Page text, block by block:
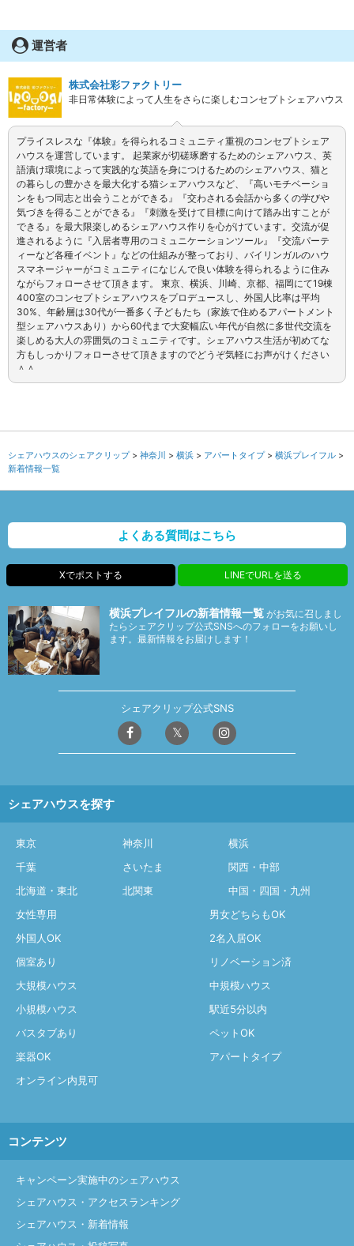
運営者
株式会社彩ファクトリー
非日常体験によって人生をさらに楽しむコンセプトシェアハウス
プライスレスな『体験』を得られるコミュニティ重視のコンセプトシェア
ハウスを運営しています。 起業家が切磋琢磨するためのシェアハウス、英
語漬け環境によって実践的な英語を身につけるためのシェアハウス、猫と
の暮らしの豊かさを最大化する猫シェアハウスなど、『高いモチベーショ
ンをもつ同志と出会うことができる』『交わされる会話から多くの学びや
気づきを得ることができる』『刺激を受けて目標に向けて踏み出すことが
できる』を最大限楽しめるシェアハウス作りを心がけています。交流が促
進されるように『入居者専用のコミュニケーションツール』『交流パーテ
ィーなど各種イベント』などの仕組みが整っており、バイリンガルのハウ
スマネージャーがコミュニティになじんで良い体験を得られるように住み
ながらフォローさせて頂きます。 東京、横浜、川崎、京都、福岡にて19棟
400室のコンセプトシェアハウスをプロデュースし、外国人比率は平均
30%、年齢層は30代が一番多く子どもたち（家族で住めるアパートメント
型シェアハウスあり）から60代まで大変幅広い年代が自然に多世代交流を
楽しめる大人の雰囲気のコミュニティです。シェアハウス生活が初めてな
方もしっかりフォローさせて頂きますのでどうぞ気軽にお声がけください
＾＾
シェアハウスのシェアクリップ 神奈川 横浜 アパートタイプ
横浜プレイフル
新着情報一覧
よくある質問はこちら
Xでポストする LINEでURLを送る
横浜プレイフルの新着情報一覧 がお気に召しまし
たらシェアクリップ公式SNSへのフォローをお願いし
ます。最新情報をお届けします！
シェアクリップ公式SNS
シェアハウスを探す
東京 神奈川
横浜
千葉
さいたま
関西・中部
北海道・東北
北関東
中国・四国・九州
女性専用
男女どちらもOK
外国人OK
2名入居OK
個室あり
リノベーション済
大規模ハウス
中規模ハウス
小規模ハウス
駅近5分以内
バスタブあり
ペットOK
楽器OK
アパートタイプ
オンライン内見可
コンテンツ
キャンペーン実施中のシェアハウス
シェアハウス・アクセスランキング
シェアハウス・新着情報